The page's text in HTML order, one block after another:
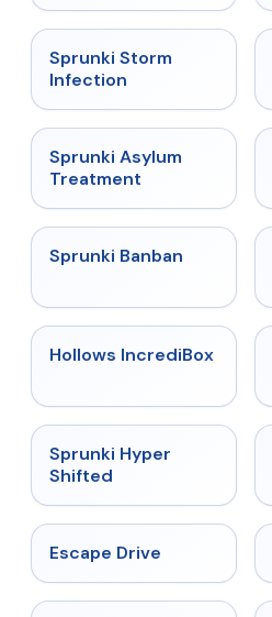
★
Sprunki Storm
Infection
★
Sprunki Asylum
Treatment
★
Sprunki Banban
★ 4.3
Hollows IncrediBox
Sprunki Hyper
Shifted
Escape Drive